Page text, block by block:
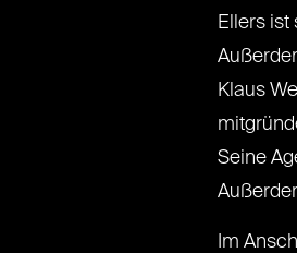
Ellers ist
Klaus
Seine
Im